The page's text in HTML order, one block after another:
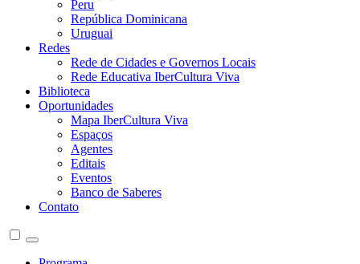
Peru
República Dominicana
Uruguai
Redes
Rede de Cidades e Governos Locais
Rede Educativa IberCultura Viva
Biblioteca
Oportunidades
Mapa IberCultura Viva
Espaços
Agentes
Editais
Eventos
Banco de Saberes
Contato